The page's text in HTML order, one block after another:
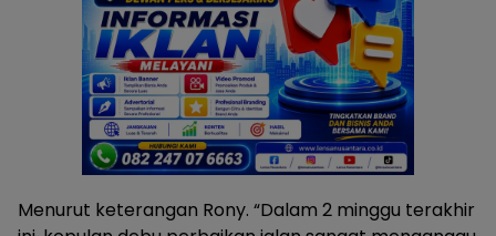
Menurut keterangan Rony. “Dalam 2 minggu terakhir